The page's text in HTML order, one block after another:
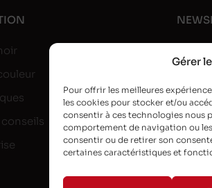
Gérer
Pour offrir les meilleures
les cookies pour stocker et/ou
consentir à ces technologies nous
comportement de navigation ou
consentir ou de retirer son
certaines caractéristiques et